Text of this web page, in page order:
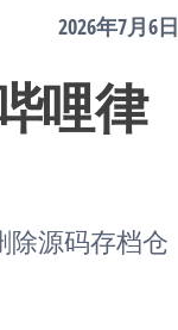
2026年7月6日
哩律
除源码存档仓